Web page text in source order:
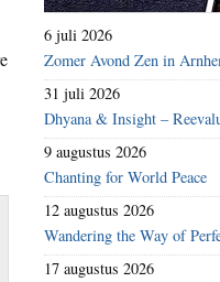
6 juli 2026
Zomer Avond Zen in
31 juli 2026
Dhyana & Insight –
9 augustus 2026
Chanting for World Peace
12 augustus 2026
Wandering the Way of
17 augustus 2026